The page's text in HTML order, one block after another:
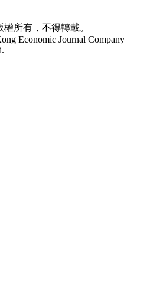
所有，不得轉載。
Economic Journal Company